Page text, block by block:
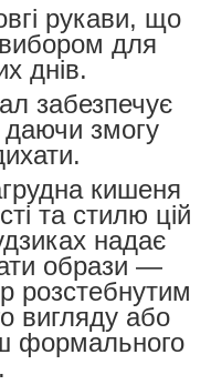
рукави, що
для
днів.
забезпечує
даючи змогу
кишеня
та стилю цій
надає
образи —
розстебнутим
вигляду або
формального